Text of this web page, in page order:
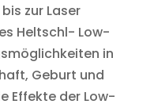
zur Laser
Heltschl- Low-
in
Geburt und
Effekte der Low-